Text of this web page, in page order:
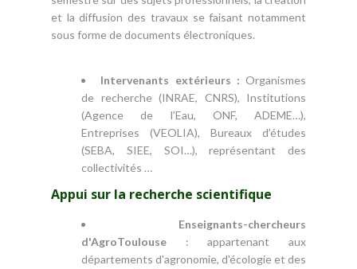
et la diffusion des travaux se faisant notamment
sous forme de documents électroniques.
Intervenants extérieurs : Organismes
de recherche (INRAE, CNRS), Institutions
(Agence de l’Eau, ONF, ADEME…),
Entreprises (VEOLIA), Bureaux d’études
(SEBA, SIEE, SOI…), représentant des
collectivités …
Appui sur la recherche scientifique
Enseignants-chercheurs
d'AgroToulouse : appartenant aux
départements d'agronomie, d'écologie et des